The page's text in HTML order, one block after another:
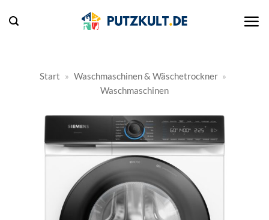
Inhalt
Start » Waschmaschinen & Wäschetrockner »
Waschmaschinen